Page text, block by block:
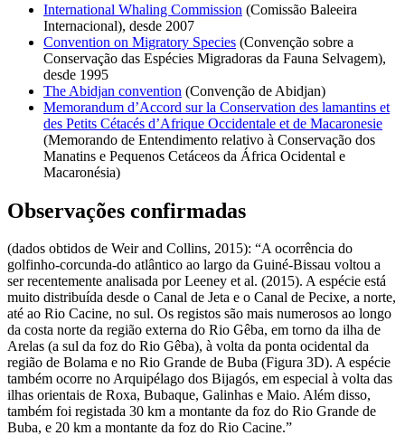
International Whaling Commission (Comissão Baleeira
Internacional), desde 2007
Convention on Migratory Species (Convenção sobre a
Conservação das Espécies Migradoras da Fauna Selvagem),
desde 1995
The Abidjan convention (Convenção de Abidjan)
Memorandum d’Accord sur la Conservation des lamantins et
des Petits Cétacés d’Afrique Occidentale et de Macaronesie
(Memorando de Entendimento relativo à Conservação dos
Manatins e Pequenos Cetáceos da África Ocidental e
Macaronésia)
Observações confirmadas
(dados obtidos de Weir and Collins, 2015): “A ocorrência do
golfinho-corcunda-do atlântico ao largo da Guiné-Bissau voltou a
ser recentemente analisada por Leeney et al. (2015). A espécie está
muito distribuída desde o Canal de Jeta e o Canal de Pecixe, a norte,
até ao Rio Cacine, no sul. Os registos são mais numerosos ao longo
da costa norte da região externa do Rio Gêba, em torno da ilha de
Arelas (a sul da foz do Rio Gêba), à volta da ponta ocidental da
região de Bolama e no Rio Grande de Buba (Figura 3D). A espécie
também ocorre no Arquipélago dos Bijagós, em especial à volta das
ilhas orientais de Roxa, Bubaque, Galinhas e Maio. Além disso,
também foi registada 30 km a montante da foz do Rio Grande de
Buba, e 20 km a montante da foz do Rio Cacine.”